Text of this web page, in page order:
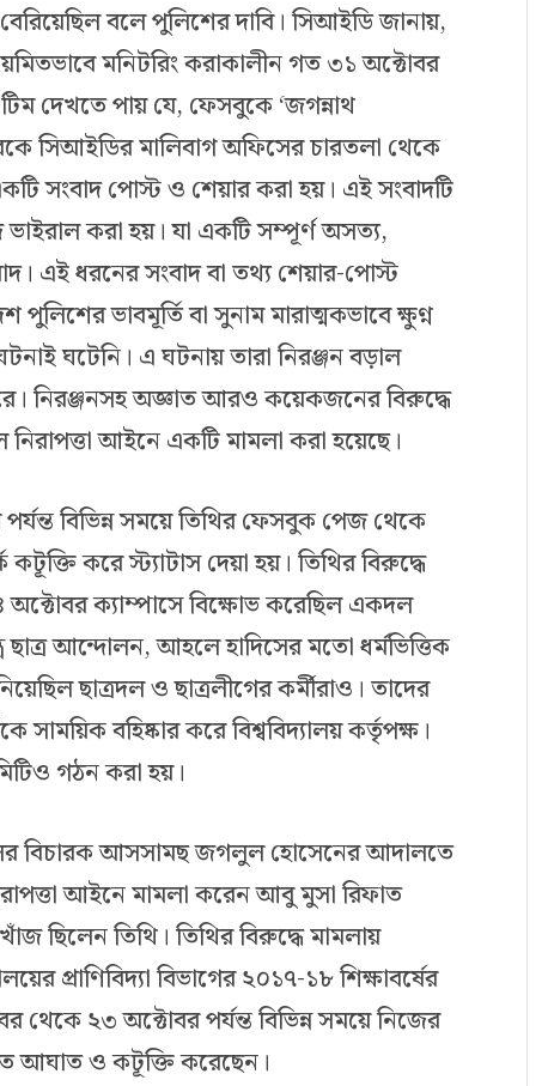
বলে পুলিশের দাবি। সিআইডি জানায়,
মনিটরিং করাকালীন গত ৩১ অক্টোবর
দেখতে পায় যে, ফেসবুকে ‘জগন্নাথ
সিআইডির মালিবাগ অফিসের চারতলা থেকে
সংবাদ পোস্ট ও শেয়ার করা হয়। এই সংবাদটি
করা হয়। যা একটি সম্পূর্ণ অসত্য,
এই ধরনের সংবাদ বা তথ্য শেয়ার-পোস্ট
ভাবমূর্তি বা সুনাম মারাত্মকভাবে ক্ষুণ্ন
ঘটেনি। এ ঘটনায় তারা নিরঞ্জন বড়াল
নিরঞ্জনসহ অজ্ঞাত আরও কয়েকজনের বিরুদ্ধে
আইনে একটি মামলা করা হয়েছে।
বিভিন্ন সময়ে তিথির ফেসবুক পেজ থেকে
করে স্ট্যাটাস দেয়া হয়। তিথির বিরুদ্ধে
ক্যাম্পাসে বিক্ষোভ করেছিল একদল
ছাত্র আন্দোলন, আহলে হাদিসের মতো ধর্মভিত্তিক
ছাত্রদল ও ছাত্রলীগের কর্মীরাও। তাদের
সাময়িক বহিষ্কার করে বিশ্ববিদ্যালয় কর্তৃপক্ষ।
গঠন করা হয়।
বিচারক আসসামছ জগলুল হোসেনের আদালতে
আইনে মামলা করেন আবু মুসা রিফাত
ছিলেন তিথি। তিথির বিরুদ্ধে মামলায়
প্রাণিবিদ্যা বিভাগের ২০১৭-১৮ শিক্ষাবর্ষের
থেকে ২৩ অক্টোবর পর্যন্ত বিভিন্ন সময়ে নিজের
আঘাত ও কটূক্তি করেছেন।